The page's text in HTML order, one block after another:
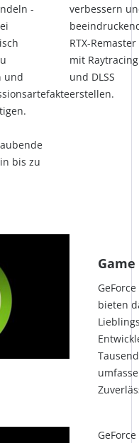
-
und
bis zu
verbessern
RTX-Remaster
mit Raytracing
und DLSS
erstellen.
bieten